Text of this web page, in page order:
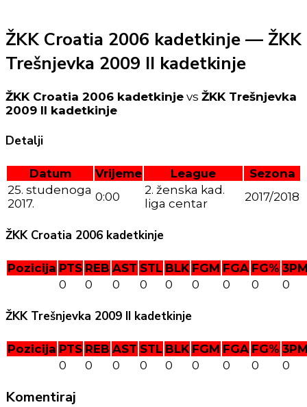
ŽKK Croatia 2006 kadetkinje — ŽKK
Trešnjevka 2009 II kadetkinje
ŽKK Croatia 2006 kadetkinje vs ŽKK Trešnjevka
2009 II kadetkinje
Detalji
Datum Vrijeme League
Sezona
25. studenoga
2017.
0:00
2. ženska kad.
liga centar
2017/2018
ŽKK Croatia 2006 kadetkinje
Pozicija PTS REB AST STL BLK FGM FGA FG%
0
0 0 0 0 0 0 0 0
ŽKK Trešnjevka 2009 II kadetkinje
Pozicija PTS REB AST STL BLK FGM FGA FG%
0
0 0 0 0 0 0 0 0
Komentiraj